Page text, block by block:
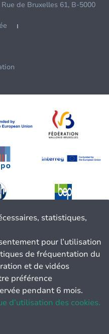
de Bruxelles 61, B-5000
statistiques,
pour l’utilisation
de fréquentation du
et de vidéos
préférence
pendant 6 mois.
d’utilisation des cookies.